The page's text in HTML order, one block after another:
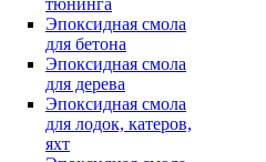
тюнинга
Эпоксидная смола
для бетона
Эпоксидная смола
для дерева
Эпоксидная смола
для лодок, катеров,
яхт